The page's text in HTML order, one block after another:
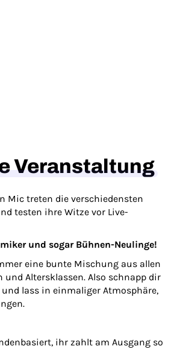
Veranstaltung
Mic treten die verschiedensten
testen ihre Witze vor Live-
und sogar Bühnen-Neulinge!
eine bunte Mischung aus allen
und Altersklassen. Also schnapp dir
lass in einmaliger Atmosphäre,
ihr zahlt am Ausgang so